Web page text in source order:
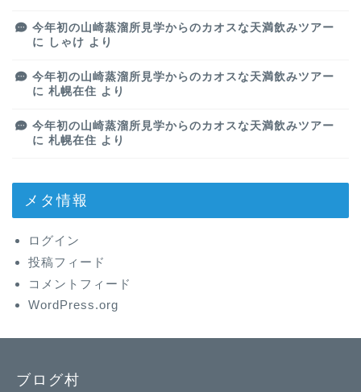
今年初の山崎蒸溜所見学からのカオスな天満飲みツアー
に
しゃけ より
今年初の山崎蒸溜所見学からのカオスな天満飲みツアー
に 札幌在住 より
今年初の山崎蒸溜所見学からのカオスな天満飲みツアー
に 札幌在住 より
メタ情報
ログイン
投稿フィード
コメントフィード
WordPress.org
ブログ村